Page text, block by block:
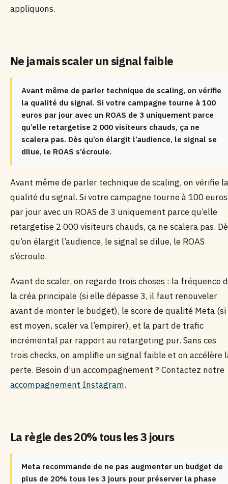
appliquons.
Ne jamais scaler un signal faible
Avant même de parler technique de scaling, on vérifie
la qualité du signal. Si votre campagne tourne à 100
euros par jour avec un ROAS de 3 uniquement parce
qu’elle retargetise 2 000 visiteurs chauds, ça ne
scalera pas. Dès qu’on élargit l’audience, le signal se
dilue, le ROAS s’écroule.
Avant même de parler technique de scaling, on vérifie la
qualité du signal. Si votre campagne tourne à 100 euros
par jour avec un ROAS de 3 uniquement parce qu’elle
retargetise 2 000 visiteurs chauds, ça ne scalera pas.
qu’on élargit l’audience, le signal se dilue, le ROAS
s’écroule.
Avant de scaler, on regarde trois choses : la fréquence
la créa principale (si elle dépasse 3, il faut renouveler
avant de monter le budget), le score de qualité Meta
est moyen, scaler va l’empirer), et la part de trafic
incrémental par rapport au retargeting pur. Sans ces
trois checks, on amplifie un signal faible et on accélère
perte. Besoin d’un accompagnement ? Contactez notre
accompagnement Instagram.
La règle des 20% tous les 3 jours
Meta recommande de ne pas augmenter un budget de
plus de 20% tous les 3 jours pour préserver la phase